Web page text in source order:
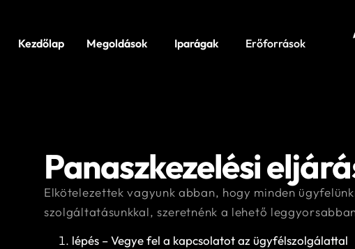
Kezdőlap Megoldások Iparágak Erőforrások
Panaszkezelési
Elkötelezettek vagyunk abban, hogy minden
szolgáltatásunkkal, szeretnénk a lehető
lépés – Vegye fel a kapcsolatot az ügyfélszolgálattal